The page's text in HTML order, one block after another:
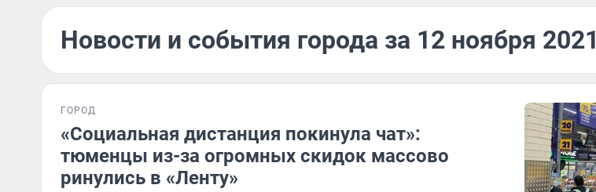
Новости и события города за 12 ноября 2021
ГОРОД
«Социальная дистанция покинула чат»:
тюменцы из-за огромных скидок массово
ринулись в «Ленту»